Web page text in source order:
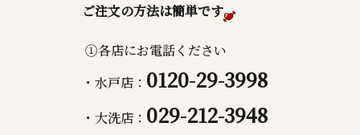
ご注文の方法は簡単です
①各店にお電話ください
・水戸店： 0120-29-3998
・大洗店： 029-212-3948